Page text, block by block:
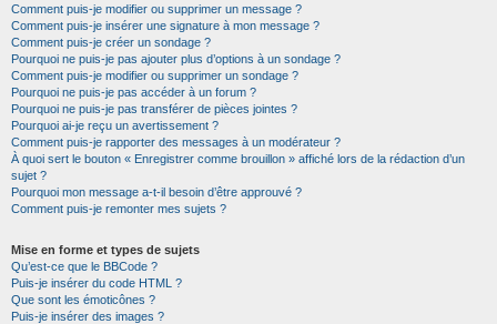
Comment puis-je modifier ou supprimer un message ?
Comment puis-je insérer une signature à mon message ?
Comment puis-je créer un sondage ?
Pourquoi ne puis-je pas ajouter plus d’options à un sondage ?
Comment puis-je modifier ou supprimer un sondage ?
Pourquoi ne puis-je pas accéder à un forum ?
Pourquoi ne puis-je pas transférer de pièces jointes ?
Pourquoi ai-je reçu un avertissement ?
Comment puis-je rapporter des messages à un modérateur ?
À quoi sert le bouton « Enregistrer comme brouillon » affiché lors de la rédaction d’un
sujet ?
Pourquoi mon message a-t-il besoin d’être approuvé ?
Comment puis-je remonter mes sujets ?
Mise en forme et types de sujets
Qu’est-ce que le BBCode ?
Puis-je insérer du code HTML ?
Que sont les émoticônes ?
Puis-je insérer des images ?